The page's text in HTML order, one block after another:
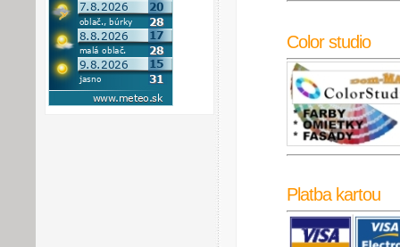
Color studio
Platba kartou